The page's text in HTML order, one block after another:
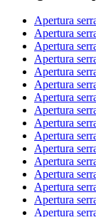
Apertura
Apertura
Apertura
Apertura
Apertura
Apertura
Apertura
Apertura
Apertura
Apertura
Apertura
Apertura
Apertura
Apertura
Apertura
Apertura